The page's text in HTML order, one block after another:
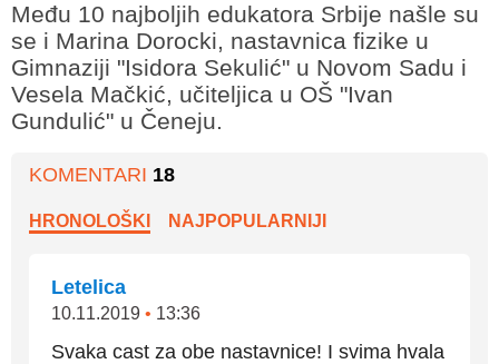
Među 10 najboljih edukatora Srbije našle su
se i Marina Dorocki, nastavnica fizike u
Gimnaziji "Isidora Sekulić" u Novom Sadu i
Vesela Mačkić, učiteljica u OŠ "Ivan
Gundulić" u Čeneju.
KOMENTARI 18
HRONOLOŠKI NAJPOPULARNIJI
Letelica
10.11.2019 • 13:36
Svaka cast za obe nastavnice! I svima hvala